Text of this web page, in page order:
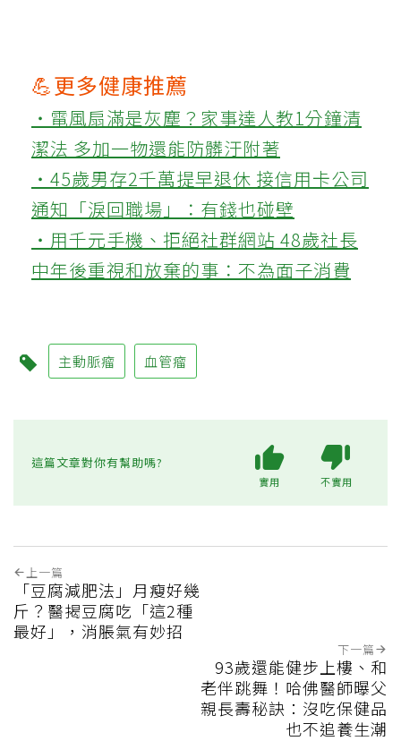
💪更多健康推薦
‧電風扇滿是灰塵？家事達人教1分鐘清
潔法 多加一物還能防髒汙附著
‧45歲男存2千萬提早退休 接信用卡公司
通知「淚回職場」：有錢也碰壁
‧用千元手機、拒絕社群網站 48歲社長
中年後重視和放棄的事：不為面子消費
主動脈瘤 血管瘤
這篇文章對你有幫助嗎?
實用 不實用
上一篇
「豆腐減肥法」月瘦好幾
斤？醫揭豆腐吃「這2種
最好」，消脹氣有妙招
下一篇
93歲還能健步上樓、和
老伴跳舞！哈佛醫師曝父
親長壽秘訣：沒吃保健品
也不追養生潮